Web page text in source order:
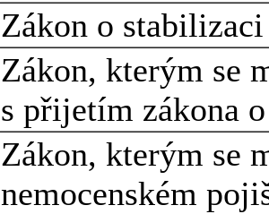
Zákon o
Zákon, kterým se
s přijetím zákona
Zákon, kterým se
nemocenském